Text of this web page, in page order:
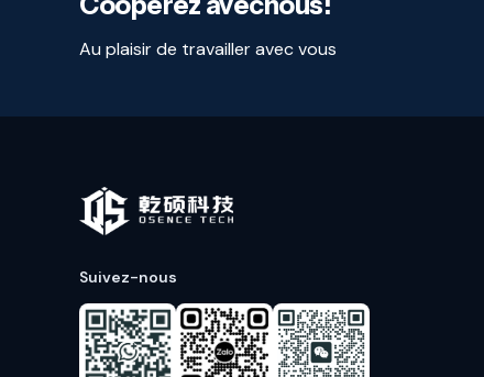
Au plaisir de travailler avec vous
Suivez-nous